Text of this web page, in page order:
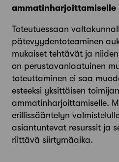
ammatinharjoittamiselle
Toteutuessaan
pätevyydentoteaminen
mukaiset tehtävät ja
on perustavanlaatuinen
toteuttaminen ei saa
esteeksi yksittäisen toimijan
ammatinharjoittamiselle.
erillissääntelyn
asiantuntevat resurssit ja
riittävä siirtymäaika.